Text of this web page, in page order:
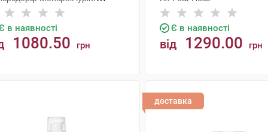
в наявності
1080.50 грн
Є в наявності
від 1290.00 грн
доставка